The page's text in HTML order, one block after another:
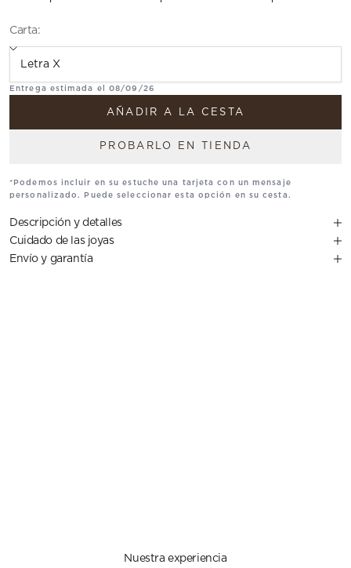
Carta:
Entrega estimada el 08/09/26
AÑADIR A LA CESTA
PROBARLO EN TIENDA
*Podemos incluir en su estuche una tarjeta con un mensaje
personalizado. Puede seleccionar esta opción en su cesta.
Descripción y detalles
Cuidado de las joyas
Envío y garantía
Nuestra experiencia